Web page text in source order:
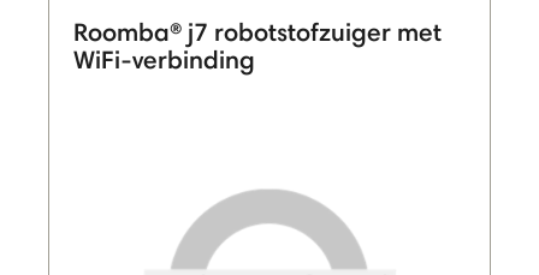
Roomba® j7 robotstofzuiger met
WiFi-verbinding